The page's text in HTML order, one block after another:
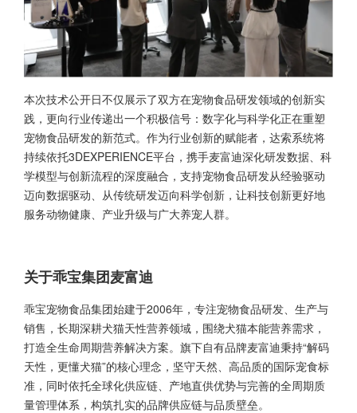
本次技术公开日不仅展示了双方在宠物食品研发领域的创新实
践，更向行业传递出一个积极信号：数字化与科学化正在重塑
宠物食品研发的新范式。作为行业创新的赋能者，达索系统将
持续依托3DEXPERIENCE平台，携手麦富迪深化研发数据、科
学模型与创新流程的深度融合，支持宠物食品研发从经验驱动
迈向数据驱动、从传统研发迈向科学创新，让科技创新更好地
服务动物健康、产业升级与广大养宠人群。
关于乖宝集团麦富迪
乖宝宠物食品集团始建于2006年，专注宠物食品研发、生产与
销售，长期深耕犬猫天性营养领域，围绕犬猫本能营养需求，
打造全生命周期营养解决方案。旗下自有品牌麦富迪秉持“解码
天性，更懂犬猫”的核心理念，坚守天然、高品质的国际宠食标
准，同时依托全球化供应链、产地直供优势与完善的全周期质
量管理体系，构筑扎实的品牌供应链与品质壁垒。